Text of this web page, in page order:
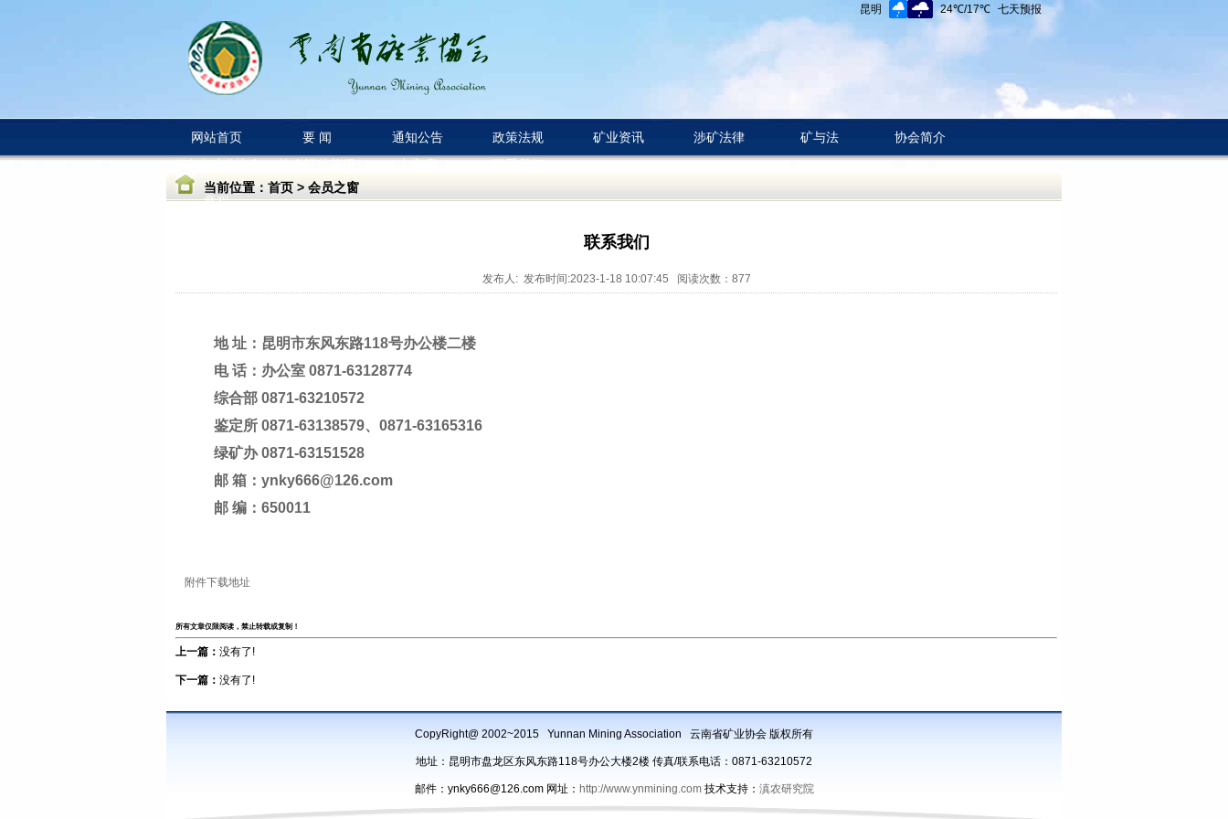
网站首页 要 闻 通知公告 政策法规 矿业资讯 涉矿法律 矿与法
协会简介
云南省矿业协会
章程
协会评估等级 专家库
联系我们
当前位置： 首页 > 会员之窗
联系我们
发布人: 发布时间:2023-1-18 10:07:45 阅读次数： 877
地 址：昆明市东风东路118号办公楼二楼
电 话：办公室 0871-63128774
综合部 0871-63210572
鉴定所 0871-63138579、0871-63165316
绿矿办 0871-63151528
邮 箱：ynky666@126.com
邮 编：650011
附件下载地址
所有文章仅限阅读，禁止转载或复制！
上一篇： 没有了!
下一篇： 没有了!
CopyRight@ 2002~2015 Yunnan Mining Association 云南省矿业协会 版权所有
地址：昆明市盘龙区东风东路118号办公大楼2楼 传真/联系电话：0871-63210572
邮件：ynky666@126.com 网址： http://www.ynmining.com 技术支持： 滇农研究院